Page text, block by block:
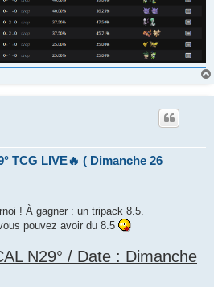
TCG LIVE🔥 ( Dimanche 26
! À gagner : un tripack 8.5.
pouvez avoir du 8.5
N29° / Date : Dimanche